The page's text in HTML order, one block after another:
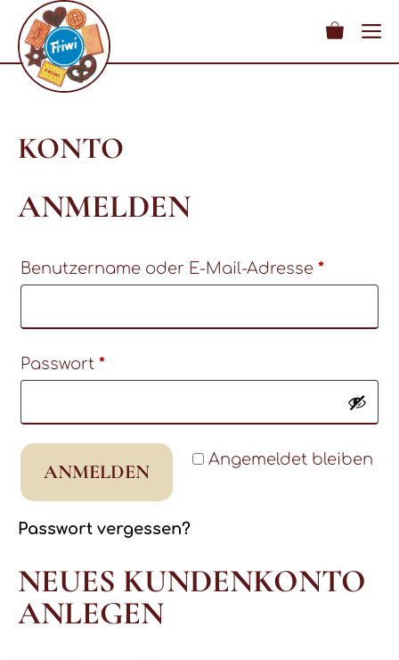
Zum
KONTO
ANMELDEN
Benutzername oder E-Mail-Adresse *
Passwort *Erforderlich
Angemeldet bleiben
ANMELDEN
Passwort vergessen?
NEUES KUNDENKONTO
ANLEGEN